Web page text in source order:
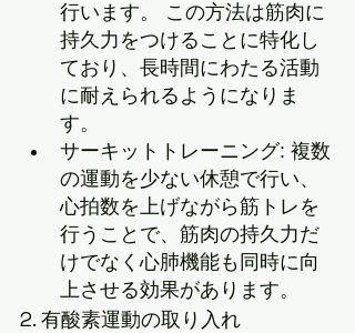
行います。 この方法は筋肉に
持久力をつけることに特化し
ており、長時間にわたる活動
に耐えられるようになりま
す。
サーキットトレーニング: 複数
の運動を少ない休憩で行い、
心拍数を上げながら筋トレを
行うことで、筋肉の持久力だ
けでなく心肺機能も同時に向
上させる効果があります。
2. 有酸素運動の取り入れ